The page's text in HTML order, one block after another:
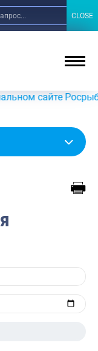
CLOSE
CLOSE